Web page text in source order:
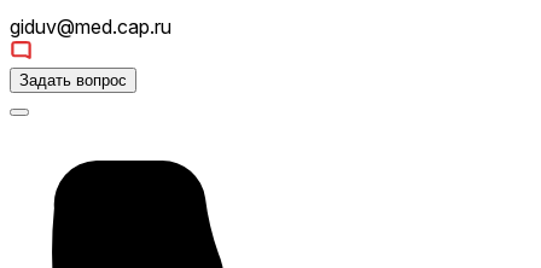
giduv@med.cap.ru
Задать вопрос